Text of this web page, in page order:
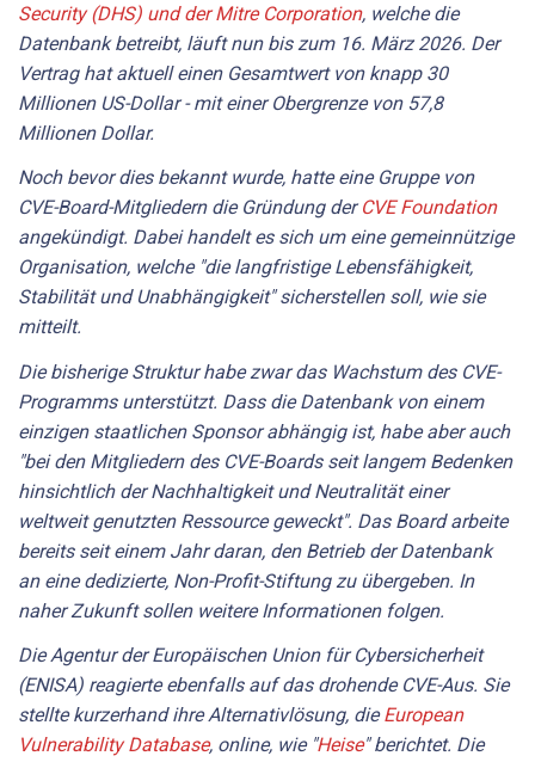
Security (DHS) und der Mitre Corporation, welche die
Datenbank betreibt, läuft nun bis zum 16. März 2026. Der
Vertrag hat aktuell einen Gesamtwert von knapp 30
Millionen US-Dollar - mit einer Obergrenze von 57,8
Millionen Dollar.
Noch bevor dies bekannt wurde, hatte eine Gruppe von
CVE-Board-Mitgliedern die Gründung derCVE Foundation
angekündigt. Dabei handelt es sich um eine gemeinnützige
Organisation, welche "die langfristige Lebensfähigkeit,
Stabilität und Unabhängigkeit" sicherstellen soll, wie sie
mitteilt.
Die bisherige Struktur habe zwar das Wachstum des CVE-
Programms unterstützt. Dass die Datenbank von einem
einzigen staatlichen Sponsor abhängig ist, habe aber auch
"bei den Mitgliedern des CVE-Boards seit langem Bedenken
hinsichtlich der Nachhaltigkeit und Neutralität einer
weltweit genutzten Ressource geweckt". Das Board arbeite
bereits seit einem Jahr daran, den Betrieb der Datenbank
an eine dedizierte, Non-Profit-Stiftung zu übergeben. In
naher Zukunft sollen weitere Informationen folgen.
Die Agentur der Europäischen Union für Cybersicherheit
(ENISA) reagierte ebenfalls auf das drohende CVE-Aus. Sie
stellte kurzerhand ihre Alternativlösung, dieEuropean
Vulnerability Database, online, wie "Heise" berichtet. Die